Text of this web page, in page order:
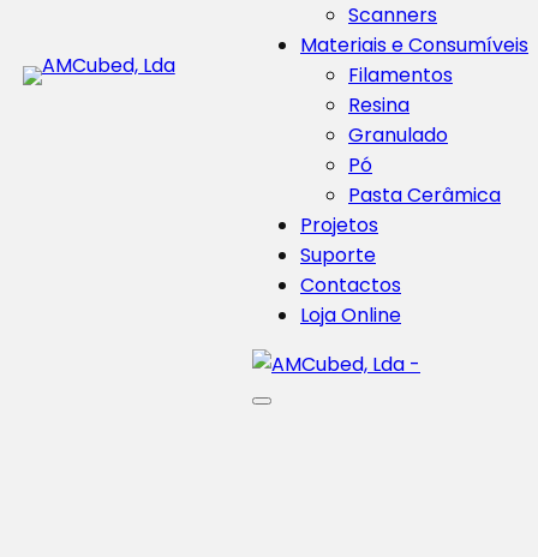
Scanners
Materiais e Consumíveis
Filamentos
Resina
Granulado
Pó
Pasta Cerâmica
Projetos
Suporte
Contactos
Loja Online